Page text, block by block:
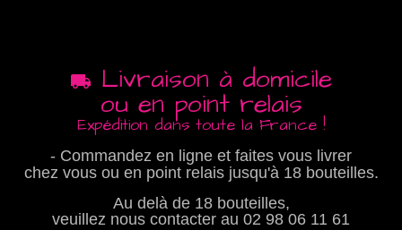
Livraison à domicile
ou en point relais
Expédition dans toute la France !
- Commandez en ligne et faites vous livrer
chez vous ou en point relais jusqu'à 18 bouteilles.
Au delà de 18 bouteilles,
veuillez nous contacter au 02 98 06 11 61